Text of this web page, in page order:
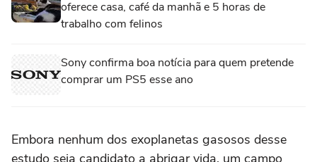
oferece casa, café da manhã e 5 horas de
trabalho com felinos
Sony confirma boa notícia para quem pretende
comprar um PS5 esse ano
Embora nenhum dos exoplanetas gasosos desse
estudo seja candidato a abrigar vida, um campo